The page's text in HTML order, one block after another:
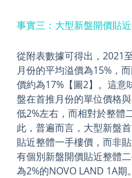
事實三：大型新盤開價貼
從附表數據可得出，2021
月份的平均溢價為15%，
價約為17%【圖2】。這意
盤在首推月份的單位價格
低2%左右，而相對於整體
此，普遍而言，大型新盤
貼近整體一手樓價，而非
有個別新盤開價貼近整體
為2%的NOVO LAND 1A期。